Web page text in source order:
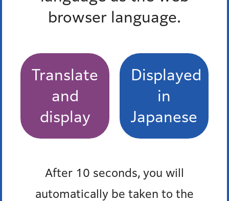
browser language.
Translate
and
display
Displayed
in
Japanese
After 10 seconds, you will
automatically be taken to the
最近チェックしたページ
所属課室：街づくり支援部地域交通課地域交通係
電話番号：
03-3578-2279
外国語対応が必要な人、通訳オペレーター、区の職員の
多言語対応三者通話サービス